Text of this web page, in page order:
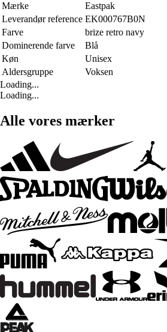
Mærke
Eastpak
Leverandør reference EK000767B0N
Farve
brize retro navy
Dominerende farve
Blå
Køn
Unisex
Aldersgruppe
Voksen
Loading...
Loading...
Alle vores mærker